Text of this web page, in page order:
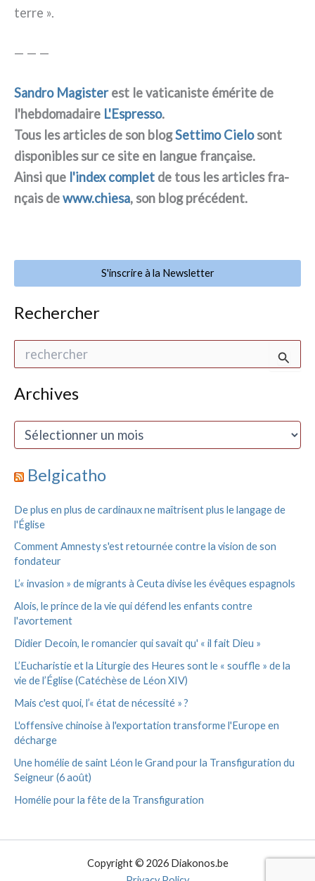
ter­re ».
— — —
Sandro Magisterest le vati­ca­ni­ste émé­ri­te de
l'hebdomadaire L'Espresso.
Tous les arti­cles de son blogSettimo Cielosont
dispo­ni­bles sur ce site en lan­gue fra­nçai­se.
Ainsi que l'index com­plet de tous les arti­cles fra­
nçais dewww.chiesa, son blog pré­cé­dent.
S'inscrire à la Newsletter
Rechercher
h
e
h
r
Archives
A
i
e
s
Belgicatho
De plus en plus de cardinaux ne maîtrisent plus le langage de
l'Église
Comment Amnesty s'est retournée contre la vision de son
fondateur
L’« invasion » de migrants à Ceuta divise les évêques espagnols
Alois, le prince de la vie qui défend les enfants contre
l'avortement
Didier Decoin, le romancier qui savait qu' « il fait Dieu »
L’Eucharistie et la Liturgie des Heures sont le « souffle » de la
vie de l’Église (Catéchèse de Léon XIV)
Mais c'est quoi, l’« état de nécessité » ?
L'offensive chinoise à l'exportation transforme l'Europe en
décharge
Une homélie de saint Léon le Grand pour la Transfiguration du
Seigneur (6 août)
Homélie pour la fête de la Transfiguration
Copyright © 2026 Diakonos.be